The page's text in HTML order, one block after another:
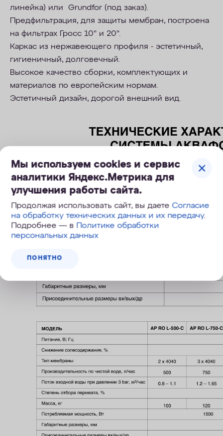
линейка) или Grundfor (под заказ).
Предфильтрация, для защиты мембран, построена
на фильтрах Гросс 10" и 20".
Каркас из нержавеющего профиля - эстетичный,
гигиеничный, долговечный.
Высокое качество сборки, комплектующих и
материалов по европейским нормам.
Эстетичный дизайн, дорогой внешний вид.
Мы используем cookies и сервис
аналитики Яндекс.Метрика для
улучшения работы сайта.
Продолжая использовать сайт, вы даетеСогласие
на обработку технических данных и их передачу.
Подробнее — в Политике обработки
персональных данных
ПОНЯТНО